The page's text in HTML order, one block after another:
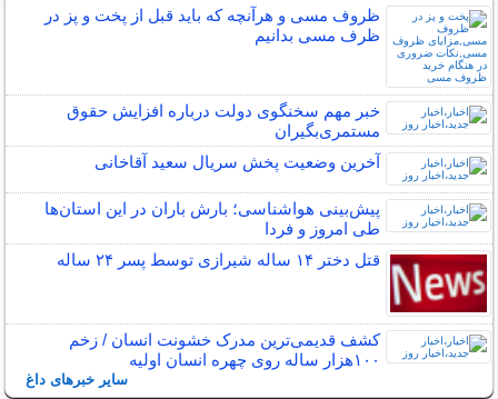
ظروف مسی و هرآنچه که باید قبل از پخت و پز در
ظرف مسی بدانیم
خبر مهم سخنگوی دولت درباره افزایش حقوق
مستمری‌بگیران
آخرین وضعیت پخش سریال سعید آقاخانی
پیش‌بینی هواشناسی؛ بارش باران در این استان‌ها
طی امروز و فردا
قتل دختر ۱۴ ساله شیرازی توسط پسر ۲۴ ساله
کشف قدیمی‌ترین مدرک خشونت انسان / زخم
۱۰۰هزار ساله روی چهره انسان اولیه
سایر خبرهای داغ